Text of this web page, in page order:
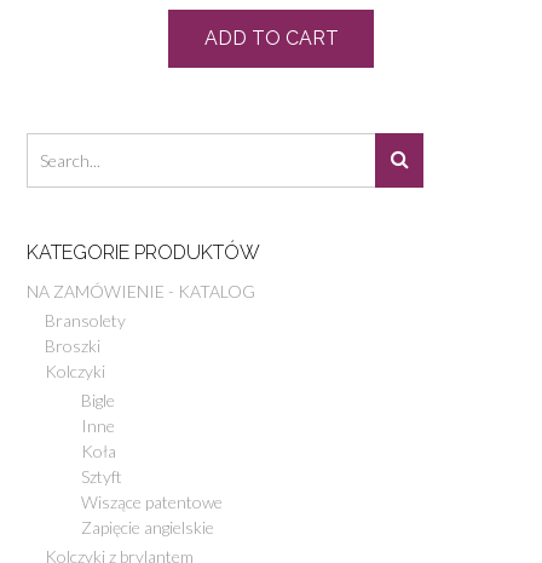
ADD TO CART
KATEGORIE PRODUKTÓW
NA ZAMÓWIENIE - KATALOG
Bransolety
Broszki
Kolczyki
Bigle
Inne
Koła
Sztyft
Wiszące patentowe
Zapięcie angielskie
Kolczyki z brylantem